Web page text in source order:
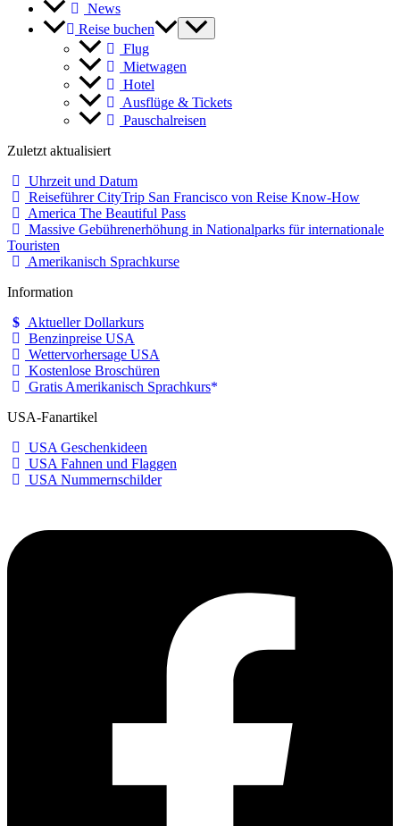
News
Reise buchen
Flug
Mietwagen
Hotel
Ausflüge & Tickets
Pauschalreisen
Zuletzt aktualisiert
Uhrzeit und Datum
Reiseführer CityTrip San Francisco von Reise Know-How
America The Beautiful Pass
Massive Gebührenerhöhung in Nationalparks für internationale
Touristen
Amerikanisch Sprachkurse
Information
Aktueller Dollarkurs
Benzinpreise USA
Wettervorhersage USA
Kostenlose Broschüren
Gratis Amerikanisch Sprachkurs
USA-Fanartikel
USA Geschenkideen
USA Fahnen und Flaggen
USA Nummernschilder